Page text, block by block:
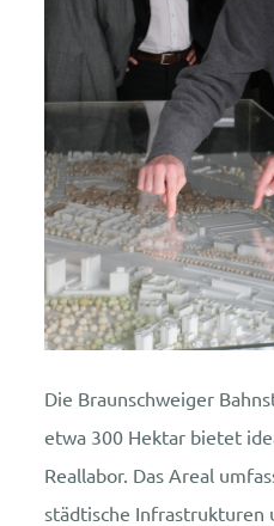
Die Braunschweiger
etwa 300 Hektar bietet
Reallabor. Das Areal
städtische Infrastrukturen